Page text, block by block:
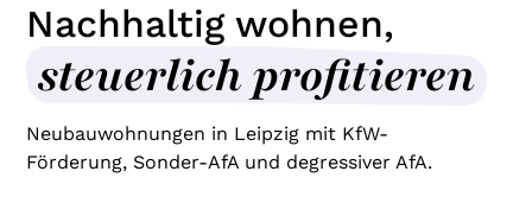
Nachhaltig wohnen,
steuerlich profitieren
Neubauwohnungen in Leipzig mit KfW-
Förderung, Sonder-AfA und degressiver AfA.